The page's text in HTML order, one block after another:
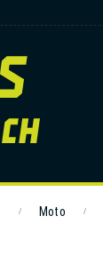
/ Moto /